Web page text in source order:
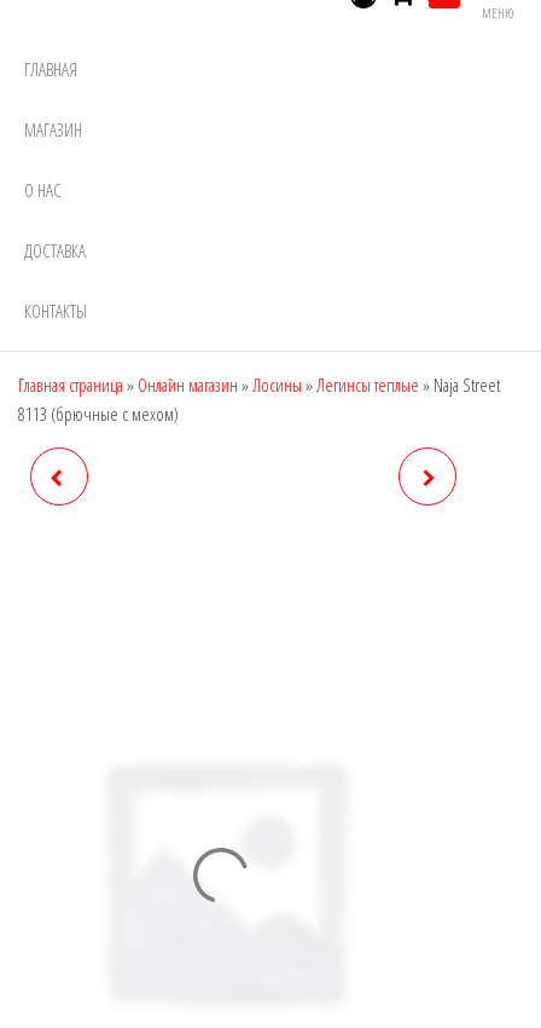
МЕНЮ
ГЛАВНАЯ
МАГАЗИН
О НАС
ДОСТАВКА
КОНТАКТЫ
Главная страница » Онлайн магазин » Лосины » Легинсы теплые » Naja Street
8113 (брючные с мехом)